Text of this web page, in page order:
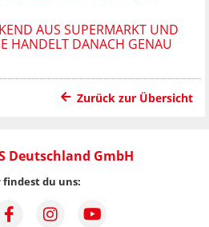
AUS SUPERMARKT UND
HANDELT DANACH GENAU
Zurück zur Übersicht
Deutschland GmbH
findest du uns: